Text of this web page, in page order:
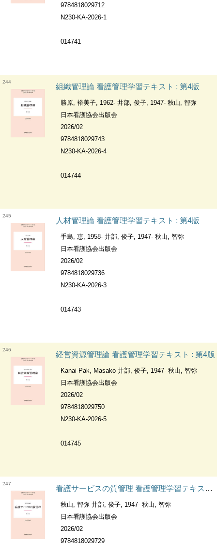
9784818029712
N230-KA-2026-1
014741
244
組織管理論 看護管理学習テキスト : 第4版
勝原, 裕美子, 1962- 井部, 俊子, 1947- 秋山, 智弥
日本看護協会出版会
2026/02
9784818029743
N230-KA-2026-4
014744
245
人材管理論 看護管理学習テキスト : 第4版
手島, 恵, 1958- 井部, 俊子, 1947- 秋山, 智弥
日本看護協会出版会
2026/02
9784818029736
N230-KA-2026-3
014743
246
経営資源管理論 看護管理学習テキスト : 第4版
Kanai-Pak, Masako 井部, 俊子, 1947- 秋山, 智弥
日本看護協会出版会
2026/02
9784818029750
N230-KA-2026-5
014745
247
看護サービスの質管理 看護管理学習テキスト : 第4版
秋山, 智弥 井部, 俊子, 1947- 秋山, 智弥
日本看護協会出版会
2026/02
9784818029729